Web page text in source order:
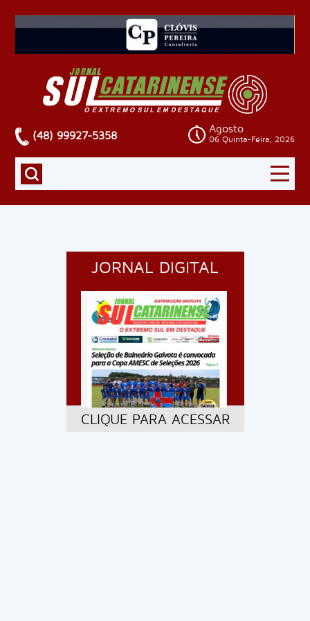
(48) 99927-5358
Agosto
06 Quinta-Feira, 2026
JORNAL DIGITAL
CLIQUE PARA ACESSAR